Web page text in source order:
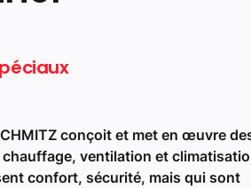
conçoit et met en œuvre
ventilation et
confort, sécurité, mais qui sont